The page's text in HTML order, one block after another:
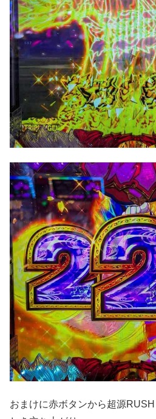
おまけに赤ボタンから超源RUSH